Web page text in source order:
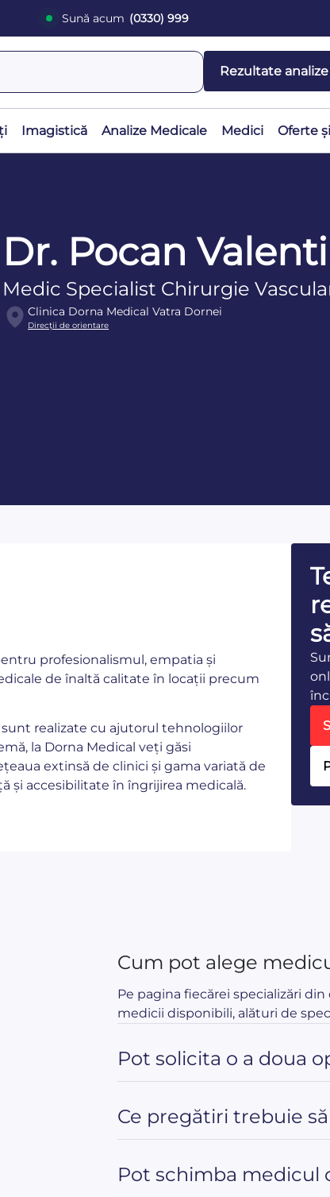
Sună acum (0330) 999
Rezultate analize
Imagistică Analize Medicale Medici Oferte
Dr. Pocan
Medic Specialist Chirurgie
Clinica Dorna Medical Vatra Dornei
Direcţii de orientare
profesionalismul, empatia și
de înaltă calitate în locații precum
realizate cu ajutorul tehnologiilor
la Dorna Medical veți găsi
extinsă de clinici și gama variată de
și accesibilitate în îngrijirea medicală.
Cum pot alege
Pe pagina fiecărei specializări
medicii disponibili, alături de
Pot solicita o a doua
Ce pregătiri trebuie
Pot schimba medicul